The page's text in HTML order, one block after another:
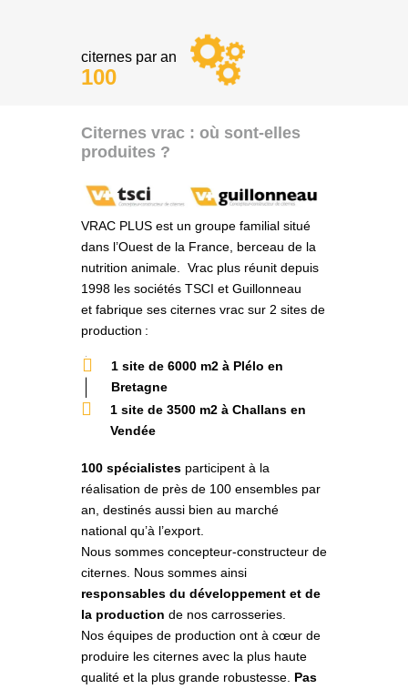
citernes par an
100
Citernes vrac : où sont-elles
produites ?
VRAC PLUS est un groupe familial situé
dans l’Ouest de la France, berceau de la
nutrition animale
Vrac plus réunit depuis
1998 les sociétés TSCI et Guillonneau
et fabrique ses citernes vrac sur 2 sites de
production :
1 site de 6000 m2 à Plélo en
Bretagne
1 site de 3500 m2 à Challans en
Vendée
100 spécialistes participent à la
réalisation de près de 100 ensembles par
an, destinés aussi bien au marché
national qu’à l’export.
Nous sommes concepteur-constructeur de
citernes. Nous sommes ainsi
responsables du développement et de
la production de nos carrosseries.
Nos équipes de production ont à cœur de
produire les citernes avec la plus haute
qualité et la plus grande robustesse. Pas